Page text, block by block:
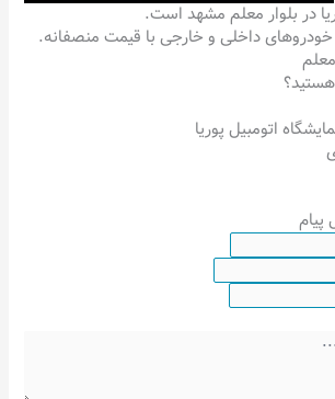
در بلوار معلم مشهد است.
داخلی و خارجی با قیمت منصفانه.
اتومبیل پوریا